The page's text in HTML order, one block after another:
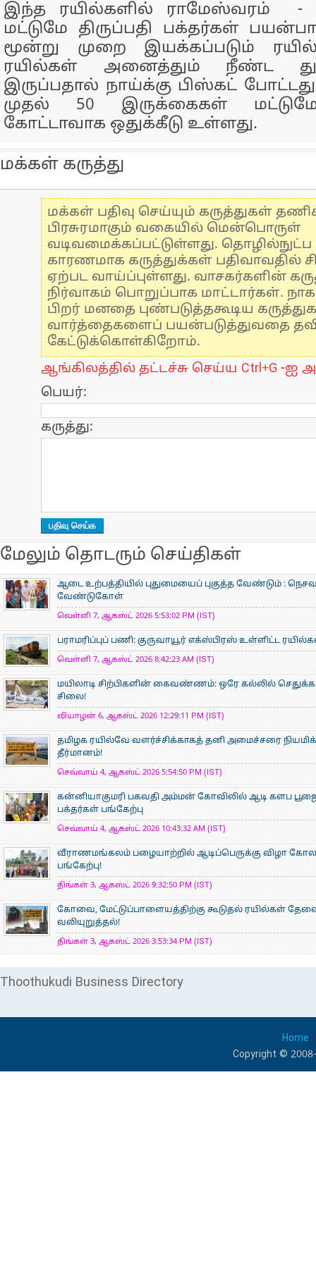
இந்த ரயில்களில் ராமேஸ்வரம் -
மட்டுமே திருப்பதி பக்தர்கள்
மூன்று முறை இயக்கப்படும்
ரயில்கள் அனைத்தும் நீண்ட
இருப்பதால் நாய்க்கு பிஸ்கட்
முதல் 50 இருக்கைகள் மட்டுமே
கோட்டாவாக ஒதுக்கீடு உள்ளது.
மக்கள் கருத்து
மக்கள் பதிவு செய்யும் கருத்துகள்
பிரசுரமாகும் வகையில் மென்பொருள்
வடிவமைக்கப்பட்டுள்ளது.
காரணமாக கருத்துக்கள் பதிவாவதில்
ஏற்பட வாய்ப்புள்ளது. வாசகர்களின்
நிர்வாகம் பொறுப்பாக மாட்டார்கள்.
பிறர் மனதை புண்படுத்தகூடிய
வார்த்தைகளைப் பயன்படுத்துவதை
கேட்டுக்கொள்கிறோம்.
ஆங்கிலத்தில் தட்டச்சு செய்ய Ctrl+G -ஐ
பெயர்:
கருத்து:
மேலும் தொடரும் செய்திகள்
ஆடை உற்பத்தியில் புதுமையைப் புகுத்த வேண்டும் :
வேண்டுகோள்
வெள்ளி 7, ஆகஸ்ட் 2026 5:53:02 PM (IST)
பராமரிப்புப் பணி: குருவாயூர் எக்ஸ்பிரஸ் உள்ளிட்ட
வெள்ளி 7, ஆகஸ்ட் 2026 8:42:23 AM (IST)
மயிலாடி சிற்பிகளின் கைவண்ணம்: ஒரே கல்லில்
சிலை!
வியாழன் 6, ஆகஸ்ட் 2026 12:29:11 PM (IST)
தமிழக ரயில்வே வளர்ச்சிக்காகத் தனி அமைச்சரை
தீர்மானம்!
செவ்வாய் 4, ஆகஸ்ட் 2026 5:54:50 PM (IST)
கன்னியாகுமரி பகவதி அம்மன் கோவிலில் ஆடி களப
பக்தர்கள் பங்கேற்பு
செவ்வாய் 4, ஆகஸ்ட் 2026 10:43:32 AM (IST)
வீராணமங்கலம் பழையாற்றில் ஆடிப்பெருக்கு விழா
பங்கேற்பு!
திங்கள் 3, ஆகஸ்ட் 2026 9:32:50 PM (IST)
கோவை, மேட்டுப்பாளையத்திற்கு கூடுதல் ரயில்கள்
வலியுறுத்தல்!
திங்கள் 3, ஆகஸ்ட் 2026 3:53:34 PM (IST)
Thoothukudi Business Directory
Home
Copyright ©